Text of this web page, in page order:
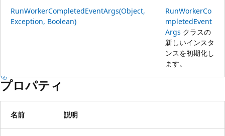
RunWorkerCompletedEventArgs(Object,
Exception, Boolean)
RunWorkerCo
mpletedEvent
Args クラスの
新しいインスタ
ンスを初期化し
ます。
プロパティ
名前 説明